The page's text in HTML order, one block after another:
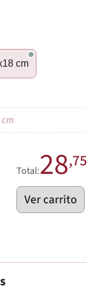
cm
Total:28,75
Ver carrito